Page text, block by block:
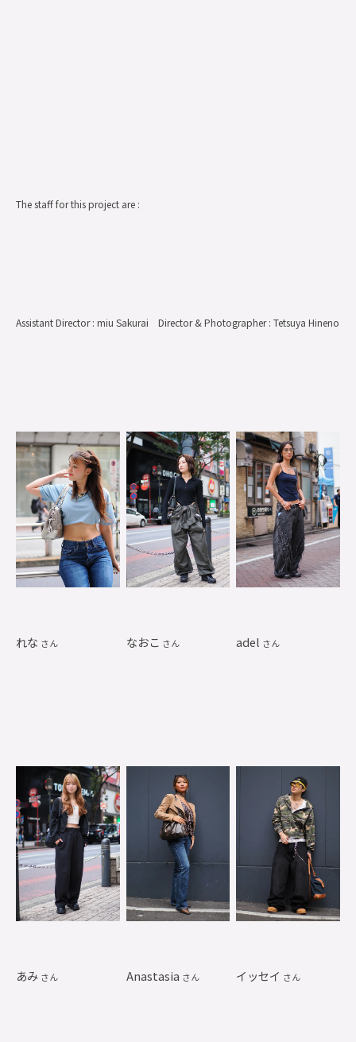
The staff for this project are :
Assistant Director : miu Sakurai Director & Photographer : Tetsuya Hineno
れな さん なおこ さん adel さん
あみ さん Anastasia さん イッセイ さん